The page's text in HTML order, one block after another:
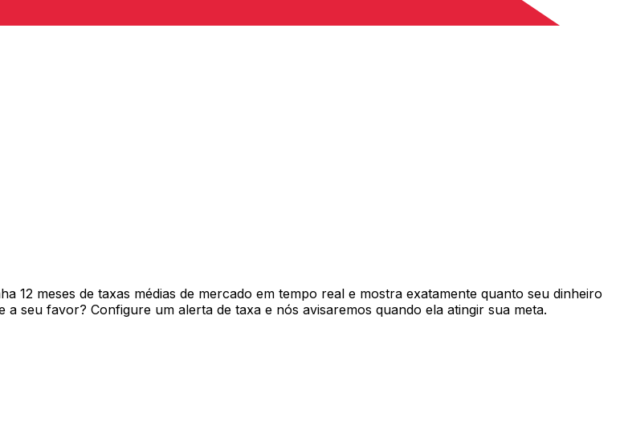
12 meses de taxas médias de mercado em tempo real e mostra exatamente quanto seu dinheiro
seu favor? Configure um alerta de taxa e nós avisaremos quando ela atingir sua meta.